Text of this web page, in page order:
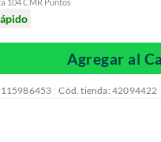
Agregar al
Cód. tienda: 42094422